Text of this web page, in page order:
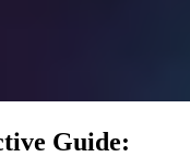
Guide: